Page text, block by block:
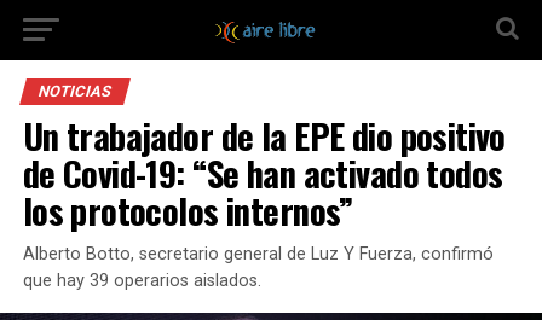
NOTICIAS
Un trabajador de la EPE dio positivo
de Covid-19: “Se han activado todos
los protocolos internos”
Alberto Botto, secretario general de Luz Y Fuerza, confirmó
que hay 39 operarios aislados.